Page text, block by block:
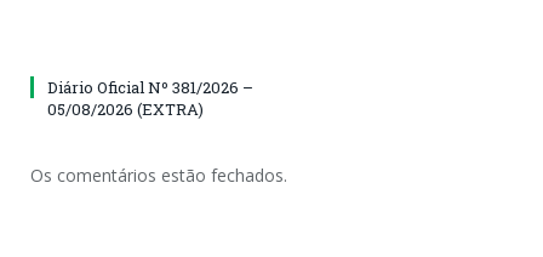
Diário Oficial Nº 381/2026 –
05/08/2026 (EXTRA)
Os comentários estão fechados.